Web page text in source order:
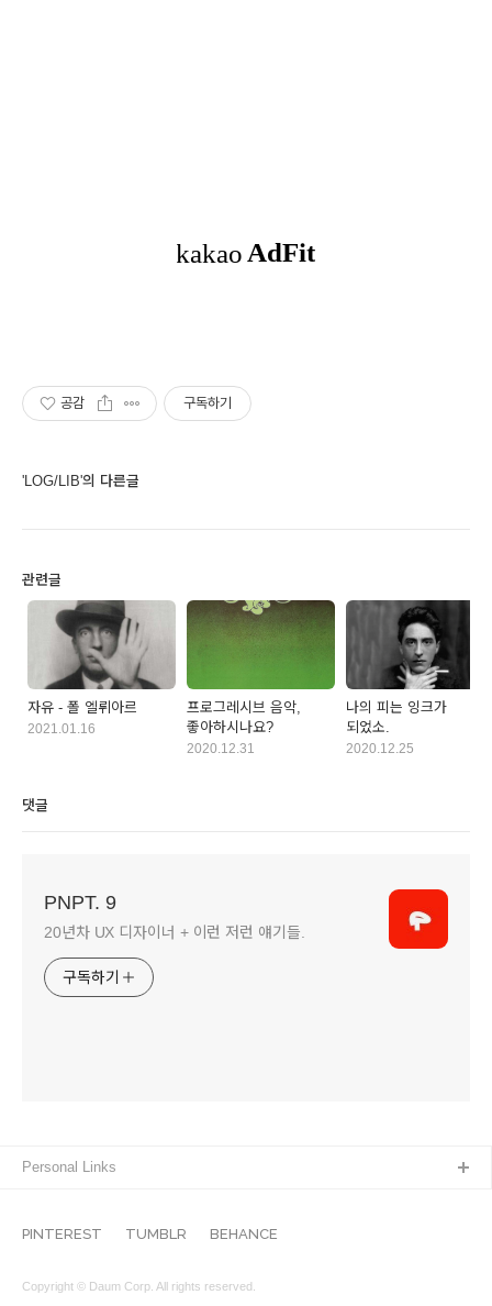
공감 구독하기
'LOG/LIB'의 다른글
관련글
자유 - 폴 엘뤼아르
2021.01.16
프로그레시브 음악,
좋아하시나요?
2020.12.31
나의 피는 잉크가
되었소.
2020.12.25
댓글
PNPT. 9
20년차 UX 디자이너 + 이런 저런 얘기들.
구독하기
PINTEREST TUMBLR BEHANCE
Copyright © Daum Corp. All rights reserved.
Personal Links